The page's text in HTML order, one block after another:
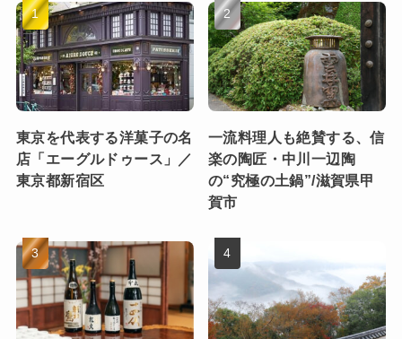
東京を代表する洋菓子の名
店「エーグルドゥース」／
東京都新宿区
一流料理人も絶賛する、信
楽の陶匠・中川一辺陶
の“究極の土鍋”/滋賀県甲
賀市